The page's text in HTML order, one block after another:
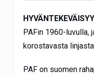
PAFin 1960-luvulla,
korostavasta
PAF on suomen